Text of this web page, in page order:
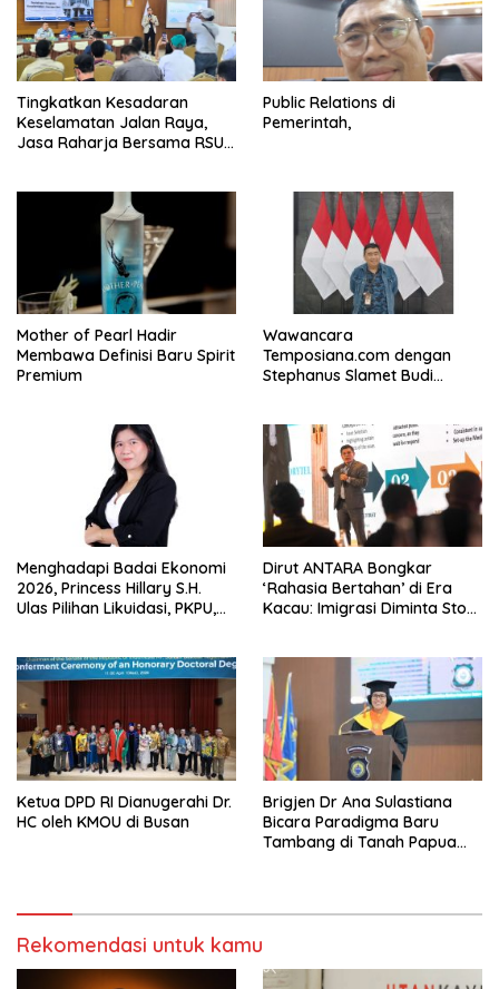
Tingkatkan Kesadaran
Keselamatan Jalan Raya,
Jasa Raharja Bersama RSU
Komprehensif di Jagakarsa
Public Relations di
Pemerintah,
Mother of Pearl Hadir
Membawa Definisi Baru Spirit
Premium
Wawancara
Temposiana.com dengan
Stephanus Slamet Budi
Menghadapi Badai Ekonomi
2026, Princess Hillary S.H.
Ulas Pilihan Likuidasi, PKPU,
Dirut ANTARA Bongkar
‘Rahasia Bertahan’ di Era
Kacau: Imigrasi Diminta Stop
Ketua DPD RI Dianugerahi Dr.
HC oleh KMOU di Busan
Brigjen Dr Ana Sulastiana
Bicara Paradigma Baru
Tambang di Tanah Papua
Rekomendasi untuk kamu